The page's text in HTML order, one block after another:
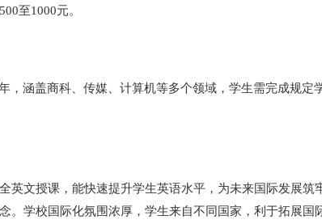
至1000元。
，涵盖商科、传媒、计算机等多个领域，学生需完成规
英文授课，能快速提升学生英语水平，为未来国际发展
。学校国际化氛围浓厚，学生来自不同国家，利于拓展